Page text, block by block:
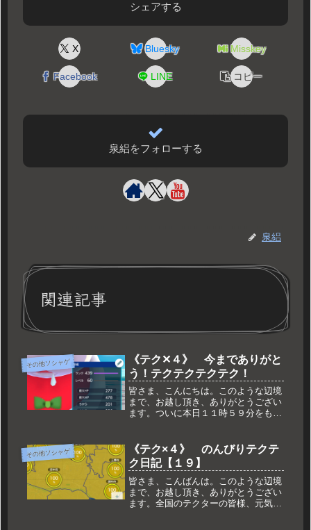
シェアする
X Bluesky Misskey
Facebook LINE コピー
泉絽をフォローする
泉絽
関連記事
その他ソシャゲ
《テク✕４》 今までありがと
う！テクテクテクテク！
皆さま、こんにちは。このような辺境
まで、お越し頂き、ありがとうござい
ます。ついに本日１１時５９分をもっ
思いきや、ロスタイムに突入してて、
あれ？ みたいなこともありましたが
そ...
その他ソシャゲ
《テク×４》 のんびりテクテ
ク日記【１９】
皆さま、こんばんは。このような辺境
まで、お越し頂き、ありがとうござい
ます。全国のテクターの皆様、元気に